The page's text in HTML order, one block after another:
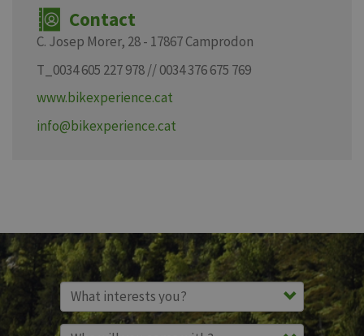
Contact
C. Josep Morer, 28 - 17867 Camprodon
T_0034 605 227 978 // 0034 376 675 769
www.bikexperience.cat
info@bikexperience.cat